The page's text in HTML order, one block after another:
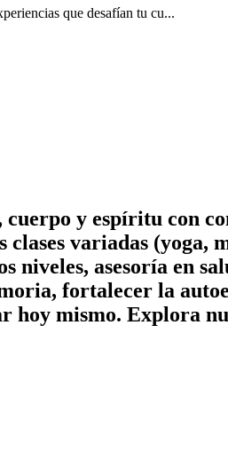
que desafían tu cu...
y espíritu con
variadas (yoga,
niveles, asesoría en
fortalecer la
hoy mismo. Explora